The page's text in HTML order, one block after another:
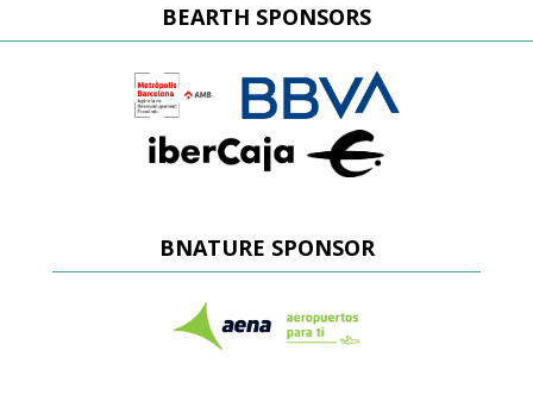
BEARTH SPONSORS
BNATURE SPONSOR